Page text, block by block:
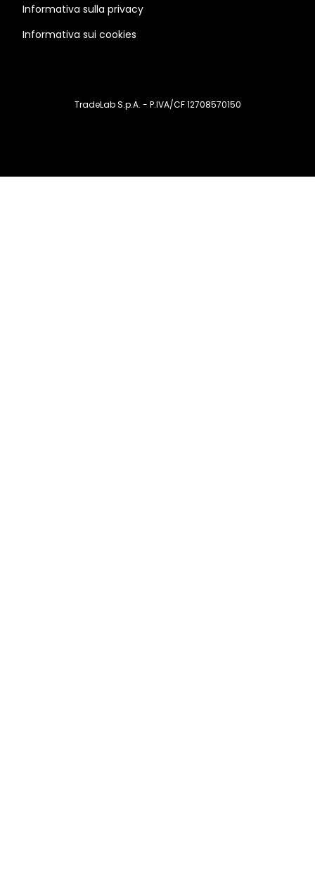
Informativa sulla privacy
Informativa sui cookies
TradeLab S.p.A. - P.IVA/CF 12708570150